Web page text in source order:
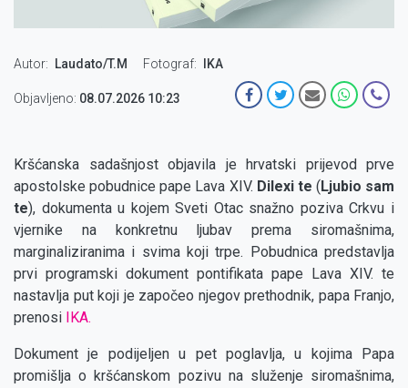
Autor Laudato/T.M Fotograf IKA
Objavljeno: 08.07.2026 10:23
Kršćanska sadašnjost objavila je hrvatski prijevod prve
apostolske pobudnice pape Lava XIV. Dilexi te ( Ljubio sam
te), dokumenta u kojem Sveti Otac snažno poziva Crkvu i
vjernike na konkretnu ljubav prema siromašnima,
marginaliziranima i svima koji trpe. Pobudnica predstavlja
prvi programski dokument pontifikata pape Lava XIV. te
nastavlja put koji je započeo njegov prethodnik, papa Franjo,
prenosi
IKA.
Dokument je podijeljen u pet poglavlja, u kojima Papa
promišlja o kršćanskom pozivu na služenje siromašnima,